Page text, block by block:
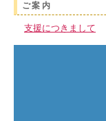
ご案内
支援につきまして